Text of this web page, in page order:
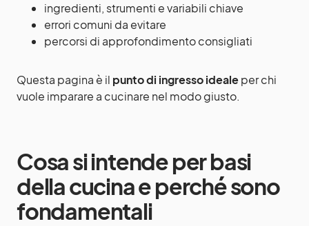
ingredienti, strumenti e variabili chiave
errori comuni da evitare
percorsi di approfondimento consigliati
Questa pagina è il punto di ingresso idealeper chi
vuole imparare a cucinare nel modo giusto.
Cosa si intende per basi
della cucina e perché sono
fondamentali